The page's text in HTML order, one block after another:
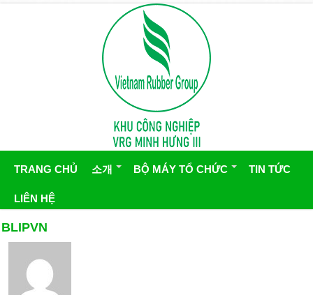
TRANG CHỦ 소개 BỘ MÁY TỔ CHỨC TIN TỨC
LIÊN HỆ
BLIPVN